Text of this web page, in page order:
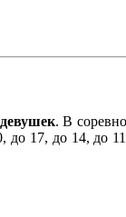
. В
17, до 14, до